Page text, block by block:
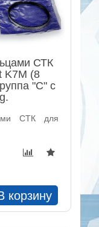
СТК
K7M (8
"С" с
СТК для
корзину